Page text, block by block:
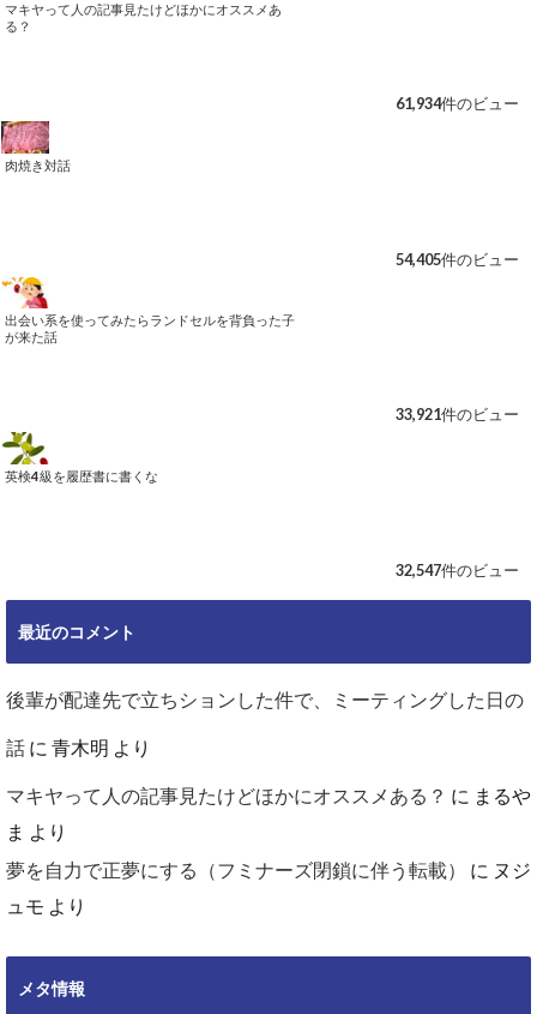
マキヤって人の記事見たけどほかにオススメあ
る？
61,934件のビュー
肉焼き対話
54,405件のビュー
出会い系を使ってみたらランドセルを背負った子
が来た話
33,921件のビュー
英検4級を履歴書に書くな
32,547件のビュー
最近のコメント
後輩が配達先で立ちションした件で、ミーティングした日の
話 に 青木明 より
マキヤって人の記事見たけどほかにオススメある？ に まるや
ま より
夢を自力で正夢にする（フミナーズ閉鎖に伴う転載）
に ヌジ
ュモ より
メタ情報